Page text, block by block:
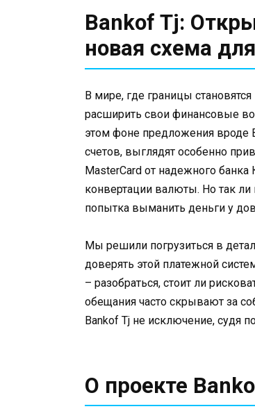
Bankof Tj:
новая схема
В мире, где границы
расширить свои финансовые
этом фоне предложения вроде
счетов, выглядят особенно
MasterCard от надежного
конвертации валюты. Но так
попытка выманить деньги у
Мы решили погрузиться в
доверять этой платежной
– разобраться, стоит ли
обещания часто скрывают за
Bankof Tj не исключение, судя
О проекте